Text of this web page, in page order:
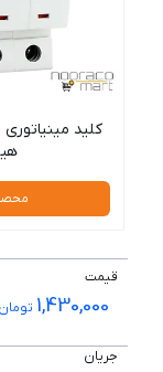
قیمت
1,430,000 تومان
جریان